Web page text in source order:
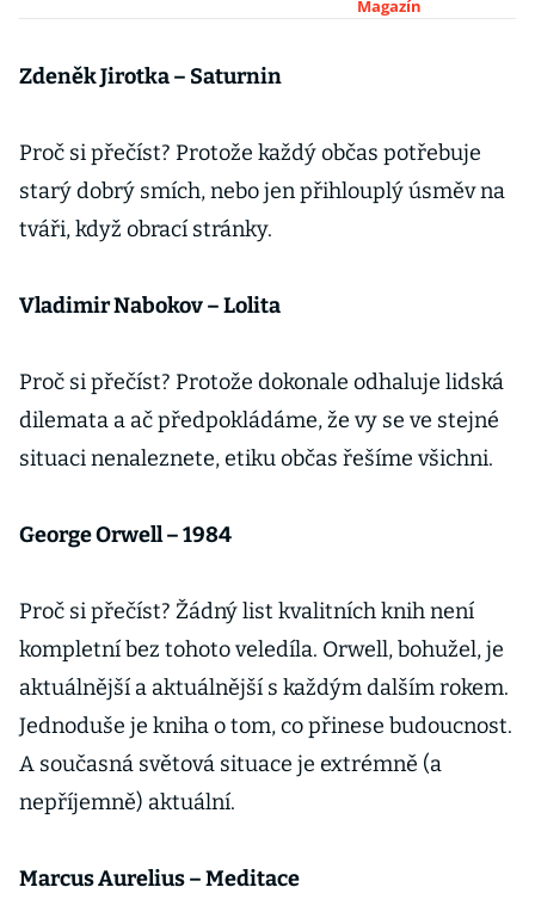
Sázavou se
Nahlédněte
dovnitř
Magazín
Zdeněk Jirotka – Saturnin
Proč si přečíst? Protože každý občas potřebuje
starý dobrý smích, nebo jen přihlouplý úsměv na
tváři, když obrací stránky.
Vladimir Nabokov – Lolita
Proč si přečíst? Protože dokonale odhaluje lidská
dilemata a ač předpokládáme, že vy se ve stejné
situaci nenaleznete, etiku občas řešíme všichni.
George Orwell – 1984
Proč si přečíst? Žádný list kvalitních knih není
kompletní bez tohoto veledíla. Orwell, bohužel, je
aktuálnější a aktuálnější s každým dalším rokem.
Jednoduše je kniha o tom, co přinese budoucnost.
A současná světová situace je extrémně (a
nepříjemně) aktuální.
Marcus Aurelius – Meditace